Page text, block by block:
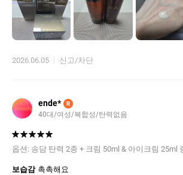
요즘같은 날씨에는 이 두 가지만 발라도 영양이
느 피부타입이든 30대 이상의 분들은 호불호 없
오픈런으로 체험분을 먼저 쓰고 있는데요. 체험
주네요ㅋ 정말 대박 구성 이라는~~
사용해보니 저희 건성인 엄마한테도 잘 맞을 듯
마드릴려고요. 저는 저 중용량 다 쓰고 재구매
가격에 이 정도의 탄력 토너, 에멀젼 찾기 어려
2026.06.05 신고/차단
ende* R
40대/여성/복합성/탄력없음
옵션: 송담 탄력 2종 + 크림 50ml & 아이크림 25ml
보습감 촉촉해요